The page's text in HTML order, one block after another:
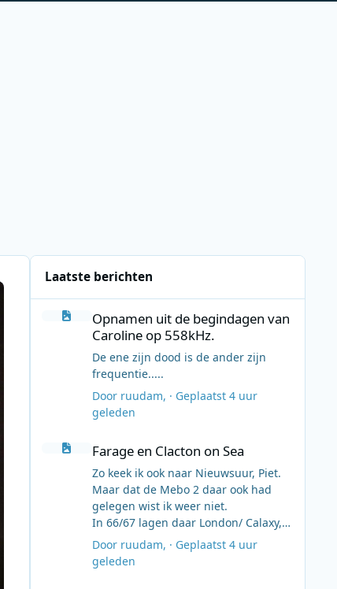
Laatste berichten
Opnamen uit de begindagen van Caroline op 558kHz.
Opnamen uit de begindagen van
Caroline op 558kHz.
De ene zijn dood is de ander zijn
frequentie.....
Door ruudam, · Geplaatst 4 uur
geleden
Farage en Clacton on Sea
Farage en Clacton on Sea
Zo keek ik ook naar Nieuwsuur, Piet.
Maar dat de Mebo 2 daar ook had
gelegen wist ik weer niet.
In 66/67 lagen daar London/ Calaxy,
Caroline/Mi Amigo en S R England-
Britain Radio/Laisser Faire.
Volgens mij allemaal bevoorraad
Door ruudam, · Geplaatst 4 uur
geleden